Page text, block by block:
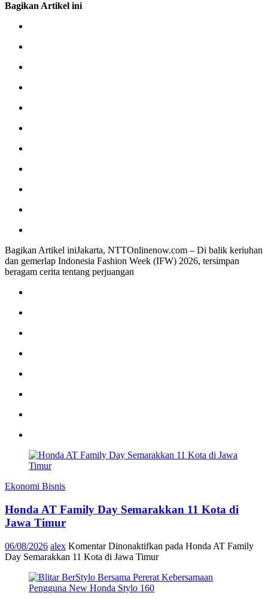
Bagikan Artikel ini
Bagikan Artikel iniJakarta, NTTOnlinenow.com – Di balik keriuhan
dan gemerlap Indonesia Fashion Week (IFW) 2026, tersimpan
beragam cerita tentang perjuangan
Ekonomi Bisnis
Honda AT Family Day Semarakkan 11 Kota di
Jawa Timur
06/08/2026 alex Komentar Dinonaktifkan pada Honda AT Family
Day Semarakkan 11 Kota di Jawa Timur